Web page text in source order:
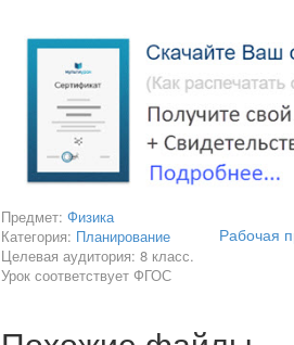
Настоящая рабочая программа
Предмет:Физика
Категория: Планирование
Целевая аудитория: 8 класс.
Урок соответствует ФГОС
Рабочая